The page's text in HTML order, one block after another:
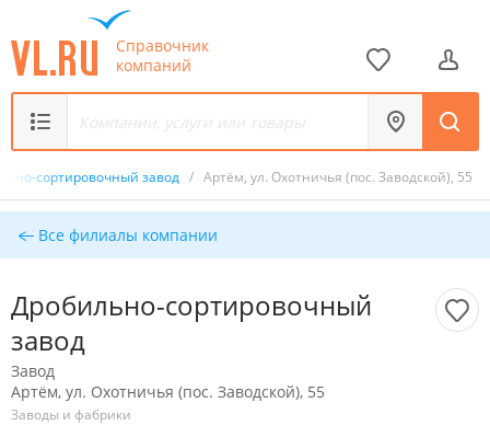
Справочник
компаний
сортировочный завод / Артём, ул. Охотничья (пос. Заводской), 55
Все филиалы компании
Дробильно-сортировочный
завод
Завод
Артём, ул. Охотничья (пос. Заводской), 55
Заводы и фабрики